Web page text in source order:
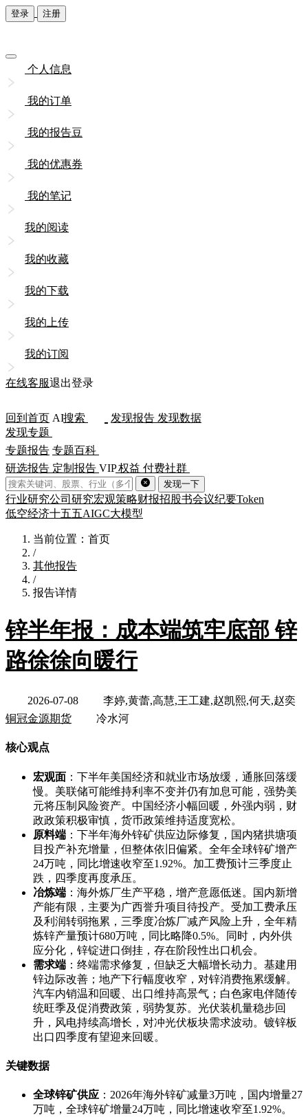
登录 注册
个人信息
我的订单
我的报告豆
我的优惠券
我的笔记
我的阅读
我的收藏
我的下载
我的上传
我的订阅
在线客服退出登录
回到首页 AI搜索 发现报告 发现数据
发现专题
专题报告 专题百科
研选报告 定制报告 VIP权益 付费社群
发现一下
行业研究公司研究宏观策略财报招股书会议纪要Token
低空经济十五五AIGC大模型
当前位置：首页
/
其他报告
/
报告详情
锌半年报：成本端筑牢底部 锌
路徐徐向暖行
2026-07-08
李婷,黄蕾,高慧,王工建,赵凯熙,何天,赵奕
铜冠金源期货
冷水河
核心观点
宏观面 ：下半年美国经济和就业市场放缓，通胀回落缓
慢。美联储可能维持利率不变并仍有加息可能，强势美
元将压制风险资产。中国经济小幅回暖，外强内弱，财
政政策积极审慎，货币政策维持适度宽松。
原料端 ：下半年海外锌矿供应边际修复，国内猪拱塘项
目投产补充增量，但整体依旧偏紧。全年全球锌矿增产
24万吨，同比增速收窄至1.92%。加工费预计三季度止
跌，四季度再度承压。
冶炼端 ：海外炼厂生产平稳，增产意愿低迷。国内新增
产能有限，主要为广西誉升项目待投产。受加工费承压
及利润转弱拖累，三季度冶炼厂减产风险上升，全年精
炼锌产量预计680万吨，同比略降0.5%。同时，内外供
应分化，锌锭进口倒挂，存在阶段性出口机会。
需求端 ：终端需求修复，但缺乏大幅增长动力。基建用
锌边际改善；地产下行幅度收窄，对锌消费拖累缓解。
汽车内销温和回暖、出口维持高景气；白色家电伴随传
统旺季及促消费政策，弱势复苏。光伏装机量稳步回
升，风电持续高增长，对冲光伏板块需求波动。镀锌板
出口四季度有望迎来回暖。
关键数据
全球锌矿供应 ：2026年海外锌矿减量3万吨，国内增量27
万吨，全球锌矿增量24万吨，同比增速收窄至1.92%。